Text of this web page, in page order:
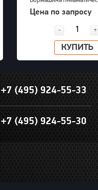
Kawasaki KPT-26DGBS
Цена по запросу
- +
КУПИТЬ
+7 (495) 924-55-33
+7 (495) 924-55-30